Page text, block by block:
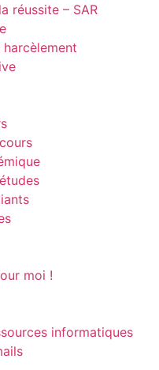
réussite – SAR
moi !
informatiques